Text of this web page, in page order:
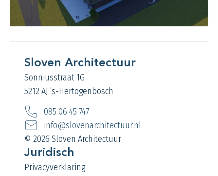
Sloven Architectuur
Sonniusstraat 1G
5212 AJ ‘s-Hertogenbosch
085 06 45 747
info@slovenarchitectuur.nl
© 2026 Sloven Architectuur
Juridisch
Privacyverklaring